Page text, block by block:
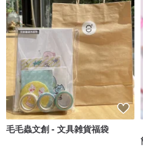
毛毛蟲文創 - 文具雑貨福袋